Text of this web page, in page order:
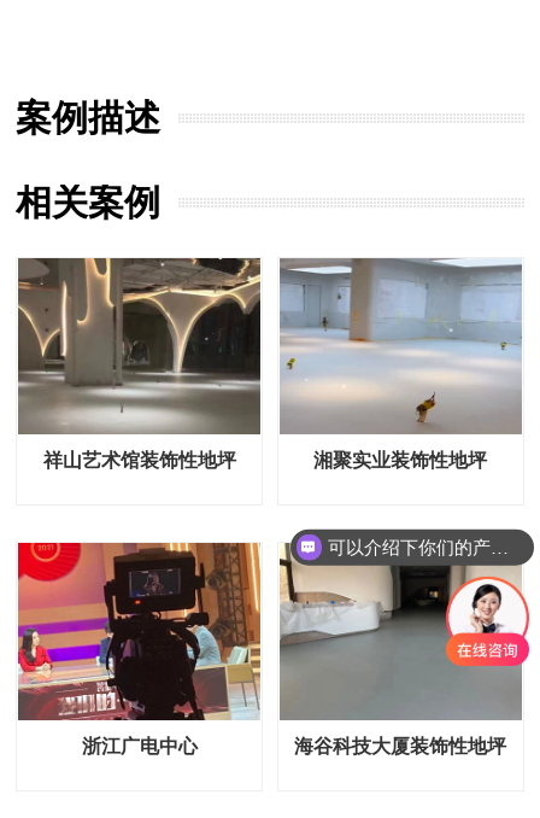
案例描述
相关案例
祥山艺术馆装饰性地坪 湘聚实业装饰性地坪
浙江广电中心 海谷科技大厦装饰性地坪
可以介绍下你们的产品么